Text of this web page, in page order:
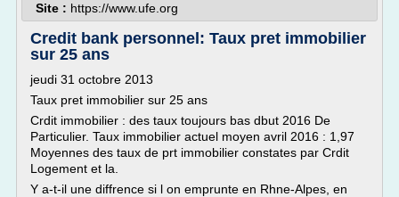
Site : https://www.ufe.org
Credit bank personnel: Taux pret immobilier
sur 25 ans
jeudi 31 octobre 2013
Taux pret immobilier sur 25 ans
Crdit immobilier : des taux toujours bas dbut 2016 De
Particulier. Taux immobilier actuel moyen avril 2016 : 1,97
Moyennes des taux de prt immobilier constates par Crdit
Logement et la.
Y a-t-il une diffrence si l on emprunte en Rhne-Alpes, en